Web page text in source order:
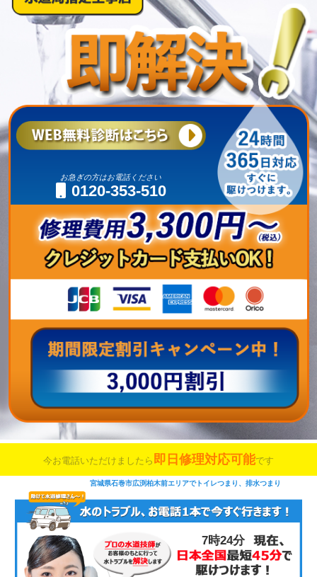
お急ぎの方はお電話ください
0120-353-510
今お電話いただけましたら 即日修理対応可能です
宮城県石巻市広渕柏木前エリアでトイレつまり、排水つまり
7時25分